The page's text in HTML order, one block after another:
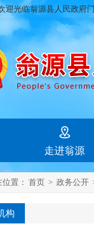
迎光临翁源县人民政府
走进翁源
位置： 首页 > 政务公开
构